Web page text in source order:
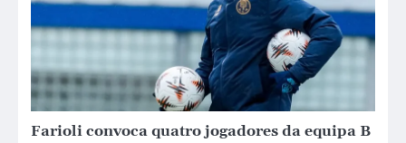
Farioli convoca quatro jogadores da equipa B